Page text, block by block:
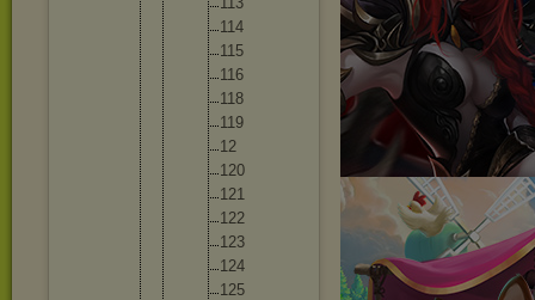
114
115
116
118
119
12
120
121
122
123
124
125